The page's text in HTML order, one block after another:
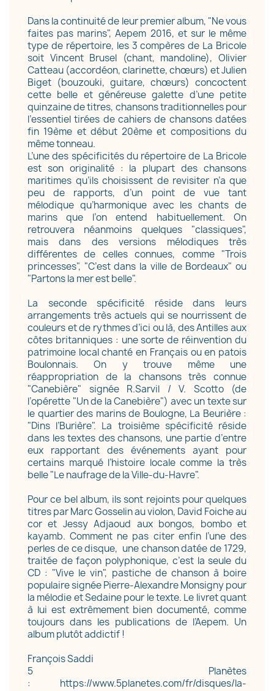
Dans la continuité de leur premier album, "Ne vous
faites pas marins", Aepem 2016, et sur le même
type de répertoire, les 3 compères de La Bricole
soit Vincent Brusel (chant, mandoline), Olivier
Catteau (accordéon, clarinette, chœurs) et Julien
Biget (bouzouki, guitare, chœurs) concoctent
cette belle et généreuse galette d’une petite
quinzaine de titres, chansons traditionnelles pour
l’essentiel tirées de cahiers de chansons datées
fin 19ème et début 20ème et compositions du
même tonneau.
L’une des spécificités du répertoire de La Bricole
est son originalité : la plupart des chansons
maritimes qu’ils choisissent de revisiter n’a que
peu de rapports, d’un point de vue tant
mélodique qu’harmonique avec les chants de
marins que l’on entend habituellement. On
retrouvera néanmoins quelques "classiques",
mais dans des versions mélodiques très
différentes de celles connues, comme "Trois
princesses", "C’est dans la ville de Bordeaux" ou
"Partons la mer est belle".
La seconde spécificité réside dans leurs
arrangements très actuels qui se nourrissent de
couleurs et de rythmes d’ici ou là, des Antilles aux
côtes britanniques : une sorte de réinvention du
patrimoine local chanté en Français ou en patois
Boulonnais. On y trouve même une
réappropriation de la chansons très connue
"Canebière" signée R.Sarvil / V. Scotto (de
l’opérette "Un de la Canebière") avec un texte sur
le quartier des marins de Boulogne, La Beurière :
"Dins l’Burière". La troisième spécificité réside
dans les textes des chansons, une partie d’entre
eux rapportant des événements ayant pour
certains marqué l’histoire locale comme la très
belle "Le naufrage de la Ville-du-Havre".
Pour ce bel album, ils sont rejoints pour quelques
titres par Marc Gosselin au violon, David Foiche au
cor et Jessy Adjaoud aux bongos, bombo et
kayamb. Comment ne pas citer enfin l’une des
perles de ce disque, une chanson datée de 1729,
traitée de façon polyphonique, c’est la seule du
CD : "Vive le vin", pastiche de chanson à boire
populaire signée Pierre-Alexandre Monsigny pour
la mélodie et Sedaine pour le texte. Le livret quant
à lui est extrêmement bien documenté, comme
toujours dans les publications de l’Aepem. Un
album plutôt addictif !
François Saddi
5 Planètes
: https://www.5planetes.com/fr/disques/la-
Créer une liste d'envies ×
Nom de la liste d'envies
Annuler Créer une liste d'envies